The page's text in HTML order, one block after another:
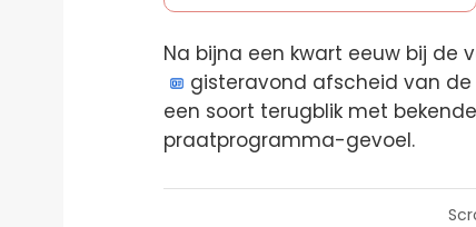
Na bijna een kwart eeuw bij de
gisteravond afscheid van de
een soort terugblik met
praatprogramma-gevoel.